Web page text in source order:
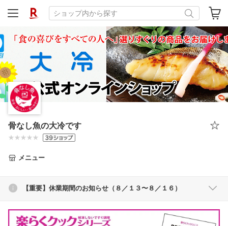
骨なし魚の大冷です
メニュー
【重要】休業期間のお知らせ（８／１３〜８／１６）